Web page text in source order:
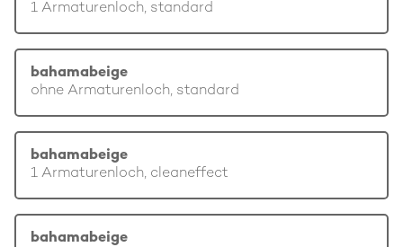
1 Armaturenloch, standard
bahamabeige
ohne Armaturenloch, standard
bahamabeige
1 Armaturenloch, cleaneffect
bahamabeige